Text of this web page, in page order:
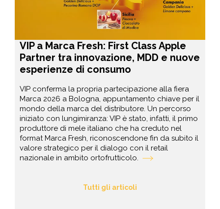
VIP a Marca Fresh: First Class Apple
Partner tra innovazione, MDD e nuove
esperienze di consumo
VIP conferma la propria partecipazione alla fiera
Marca 2026 a Bologna, appuntamento chiave per il
mondo della marca del distributore. Un percorso
iniziato con lungimiranza: VIP è stato, infatti, il primo
produttore di mele italiano che ha creduto nel
format Marca Fresh, riconoscendone fin da subito il
valore strategico per il dialogo con il retail
nazionale in ambito ortofrutticolo.
Tutti gli articoli